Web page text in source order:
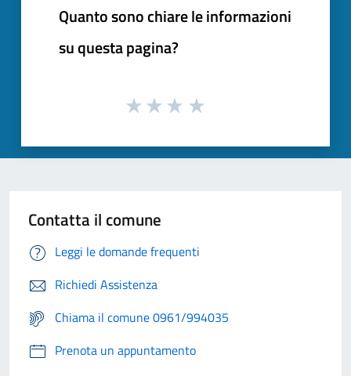
Quanto sono chiare le informazioni
su questa pagina?
Contatta il comune
Leggi le domande frequenti
Richiedi Assistenza
Chiama il comune 0961/994035
Prenota un appuntamento